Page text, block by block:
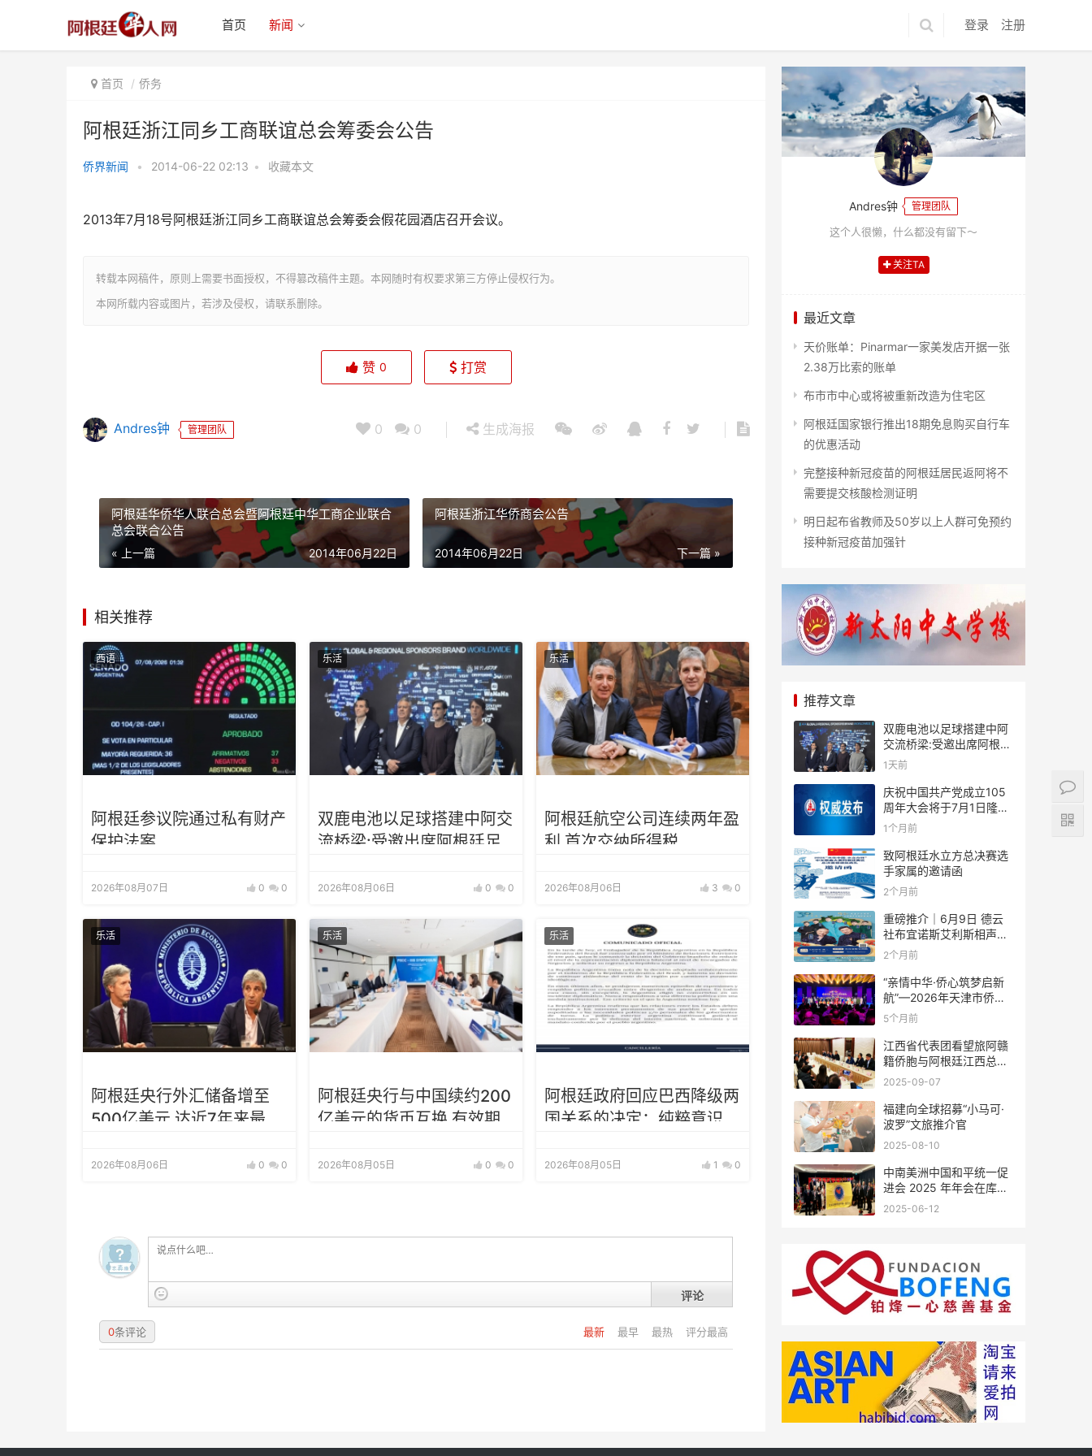
登录 注册
首页 新闻
首页 侨务
阿根廷浙江同乡工商联谊总会筹委会公告
侨界新闻 • 2014-06-22 02:13 • 收藏本文
2013年7月18号阿根廷浙江同乡工商联谊总会筹委会假花园酒店召开会议。
转载本网稿件，原则上需要书面授权，不得篡改稿件主题。本网随时有权要求第三方停止侵权行为。
本网所载内容或图片，若涉及侵权，请联系删除。
赞 0 打赏
Andres钟 管理团队 0 0 生成海报
阿根廷华侨华人联合总会暨阿根廷中华工商企业联合
总会联合公告
« 上一篇 2014年06月22日
阿根廷浙江华侨商会公告
下一篇 »
2014年06月22日
相关推荐
西语
阿根廷参议院通过私有财产
保护法案
2026年08月07日 0 0
乐活
双鹿电池以足球搭建中阿交
流桥梁:受邀出席阿根廷足
2026年08月06日 0 0
乐活
阿根廷航空公司连续两年盈
利 首次交纳所得税
2026年08月06日 3 0
乐活
阿根廷央行外汇储备增至
500亿美元 达近7年来最高
2026年08月06日 0 0
乐活
阿根廷央行与中国续约200
亿美元的货币互换 有效期
2026年08月05日 0 0
乐活
阿根廷政府回应巴西降级两
国关系的决定：纯粹意识形
2026年08月05日 1 0
评论
最新 最早 最热 评分最高
0条评论
Andres钟 管理团队
这个人很懒，什么都没有留下～
关注TA
最近文章
天价账单：Pinarmar一家美发店开据一张
2.38万比索的账单
布市市中心或将被重新改造为住宅区
阿根廷国家银行推出18期免息购买自行车
的优惠活动
完整接种新冠疫苗的阿根廷居民返阿将不
需要提交核酸检测证明
明日起布省教师及50岁以上人群可免预约
接种新冠疫苗加强针
推荐文章
双鹿电池以足球搭建中阿
交流桥梁:受邀出席阿根廷
足协赞助商招待会！
1天前
庆祝中国共产党成立105
周年大会将于7月1日隆重
举行
1个月前
致阿根廷水立方总决赛选
手家属的邀请函
2个月前
重磅推介｜6月9日 德云
社布宜诺斯艾利斯相声专
场！国风曲艺邂逅南美风
结！
2个月前
“亲情中华·侨心筑梦启新
航”—2026年天津市侨界
新春联谊活动成功举办
5个月前
江西省代表团看望旅阿赣
籍侨胞与阿根廷江西总商
会座谈
2025-09-07
福建向全球招募“小马可·
波罗”文旅推介官
2025-08-10
中南美洲中国和平统一促
进会 2025 年年会在库拉
索圆满举行，共绘反“独”
2025-06-12